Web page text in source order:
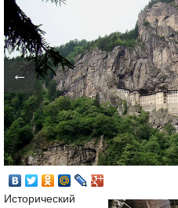
←
Исторический